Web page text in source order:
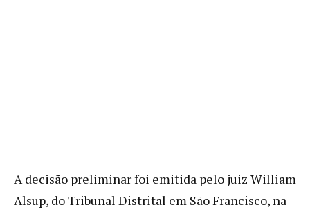
A decisão preliminar foi emitida pelo juiz William
Alsup, do Tribunal Distrital em São Francisco, na